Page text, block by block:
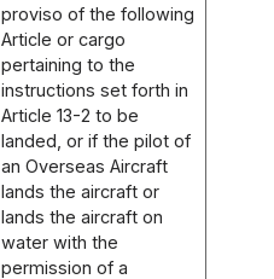
proviso of the following
Article or cargo
pertaining to the
instructions set forth in
Article 13-2 to be
landed, or if the pilot of
an Overseas Aircraft
lands the aircraft or
lands the aircraft on
water with the
permission of a